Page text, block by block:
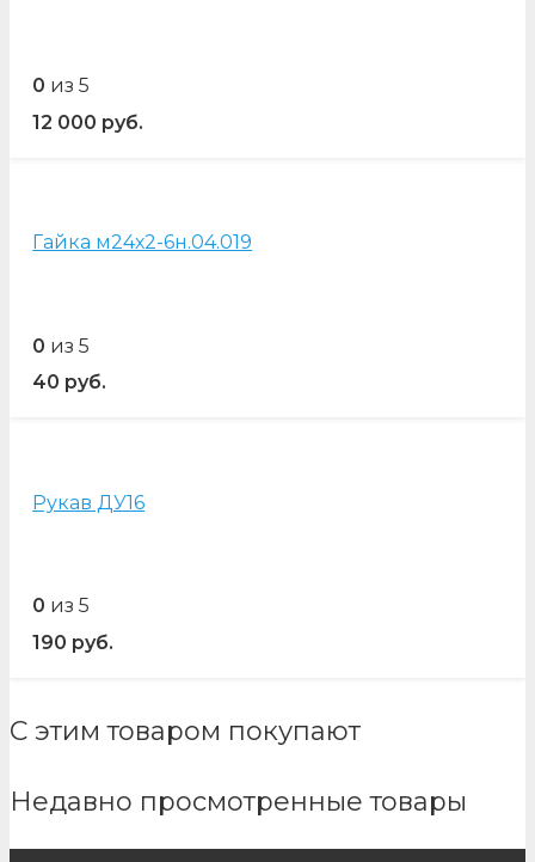
0 из 5
12 000 руб.
Гайка м24х2-6н.04.019
0 из 5
40 руб.
Рукав ДУ16
0 из 5
190 руб.
С этим товаром покупают
Недавно просмотренные товары